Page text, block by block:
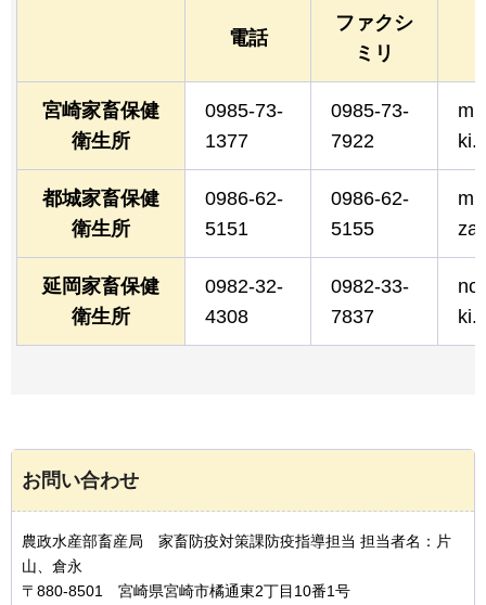
電話
ファクシ
ミリ
宮崎家畜保健
衛生所
0985-73-
1377
0985-73-
7922
都城家畜保健
衛生所
0986-62-
5151
0986-62-
5155
延岡家畜保健
衛生所
0982-32-
4308
0982-33-
7837
お問い合わせ
農政水産部畜産局 家畜防疫対策課防疫指導担当 担当者名：片
山、倉永
〒880-8501 宮崎県宮崎市橘通東2丁目10番1号